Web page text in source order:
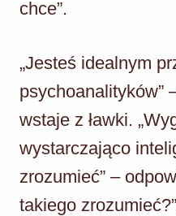
chce”.
„Jesteś idealnym
psychoanalityków”
wstaje z ławki.
wystarczająco
zrozumieć” –
takiego